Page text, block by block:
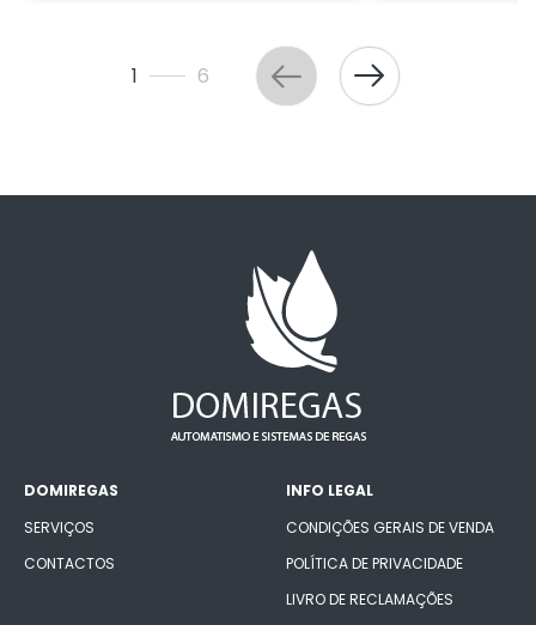
1 6
DOMIREGAS
SERVIÇOS
CONTACTOS
INFO LEGAL
CONDIÇÕES GERAIS DE VENDA
POLÍTICA DE PRIVACIDADE
LIVRO DE RECLAMAÇÕES